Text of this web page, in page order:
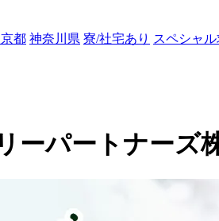
都 神奈川県 寮/社宅あり スペシャル
ーパートナーズ